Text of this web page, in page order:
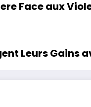
Face aux
Leurs Gains